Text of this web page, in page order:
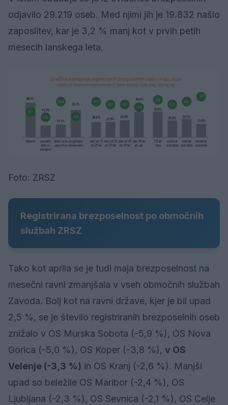
odjavilo 29.219 oseb. Med njimi jih je 19.832 našlo
zaposlitev, kar je 3,2 % manj kot v prvih petih
mesecih lanskega leta.
Foto: ZRSZ
Registrirana brezposelnost po območnih
službah ZRSZ
Tako kot aprila se je tudi maja brezposelnost na
mesečni ravni zmanjšala v vseh območnih službah
Zavoda. Bolj kot na ravni države, kjer je bil upad
2,5 %, se je število registriranih brezposelnih oseb
znižalo v OS Murska Sobota (-5,9 %), OS Nova
Gorica (-5,0 %), OS Koper (-3,8 %), v OS
Velenje (-3,3 %) in OS Kranj (-2,6 %). Manjši
upad so beležile OS Maribor (-2,4 %), OS
Ljubljana (-2,3 %), OS Sevnica (-2,1 %), OS Celje